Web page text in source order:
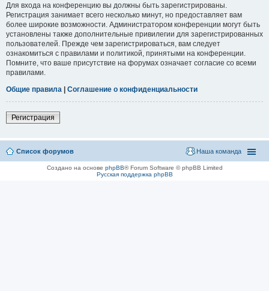
Для входа на конференцию вы должны быть зарегистрированы.
Регистрация занимает всего несколько минут, но предоставляет вам
более широкие возможности. Администратором конференции могут быть
установлены также дополнительные привилегии для зарегистрированных
пользователей. Прежде чем зарегистрироваться, вам следует
ознакомиться с правилами и политикой, принятыми на конференции.
Помните, что ваше присутствие на форумах означает согласие со всеми
правилами.
Общие правила | Соглашение о конфиденциальности
Регистрация
Список форумов Наша команда
Создано на основе phpBB® Forum Software © phpBB Limited
Русская поддержка phpBB